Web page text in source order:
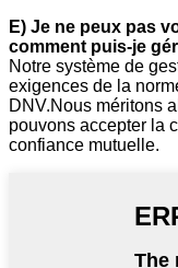
E) Je ne peux pas
comment puis-je
Notre système de
exigences de la
DNV.Nous méritons
pouvons accepter la
confiance mutuelle.